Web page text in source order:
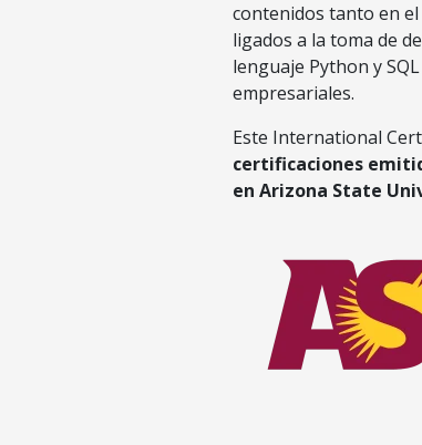
contenidos tanto en
ligados a la toma de
lenguaje Python y
empresariales.
Este International
certificaciones
en Arizona State